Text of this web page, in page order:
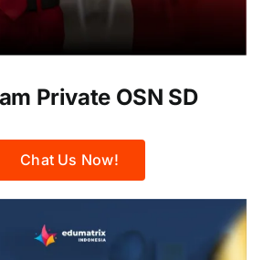
Private OSN SD
Chat Us Now!